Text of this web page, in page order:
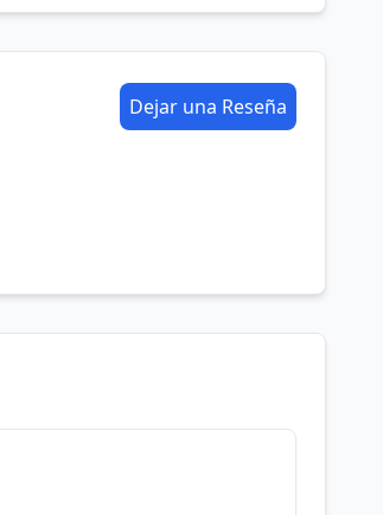
Dejar una Reseña